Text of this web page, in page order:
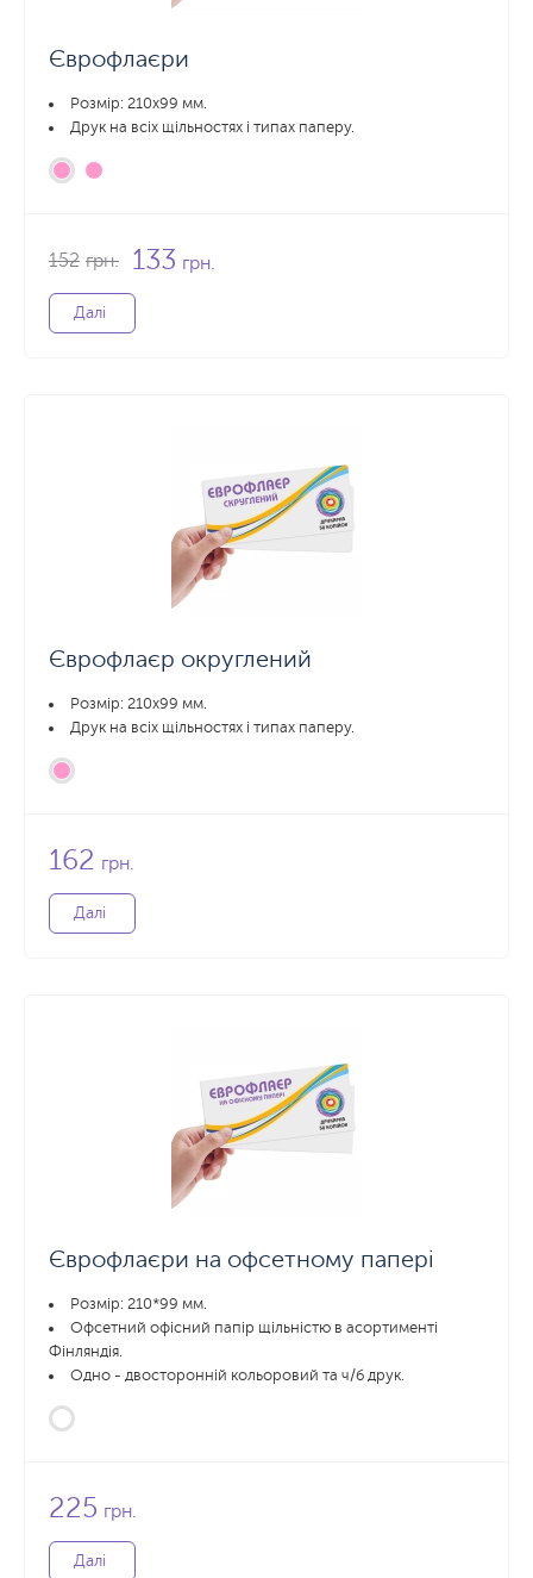
Єврофлаєри
Розмір: 210х99 мм.
Друк на всіх щільностях і типах паперу.
152 грн. 133 грн.
Далі
Єврофлаєр округлений
Розмір: 210х99 мм.
Друк на всіх щільностях і типах паперу.
162 грн.
Далі
Єврофлаєри на офсетному папері
Розмір: 210*99 мм.
Офсетний офісний папір щільністю в асортименті
Фінляндія.
Одно - двосторонній кольоровий та ч/б друк.
225 грн.
Далі